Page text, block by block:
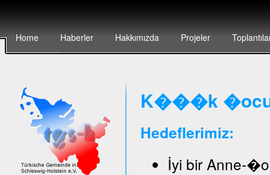
Home Haberler Hakkımızda Projeler
K���k
Hedeflerimiz:
İyi bir Anne-